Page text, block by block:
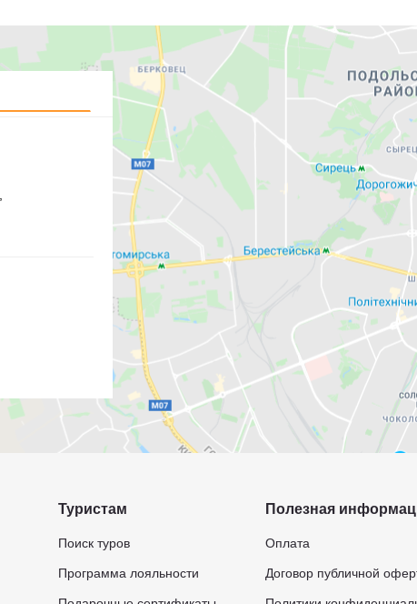
Туристам
Поиск туров
Программа лояльности
Полезная
Оплата
Договор публичной